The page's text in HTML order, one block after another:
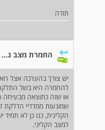
תודה
החמרת מצב גופני ומדדי דלקת
יש צורך בהערכה אצל
להחמרה היא בשל
או שזה כתוצאה מבעיחה
שמונעות ממדדיי
הקלינית, כנו כן לא
למצב הקליני.